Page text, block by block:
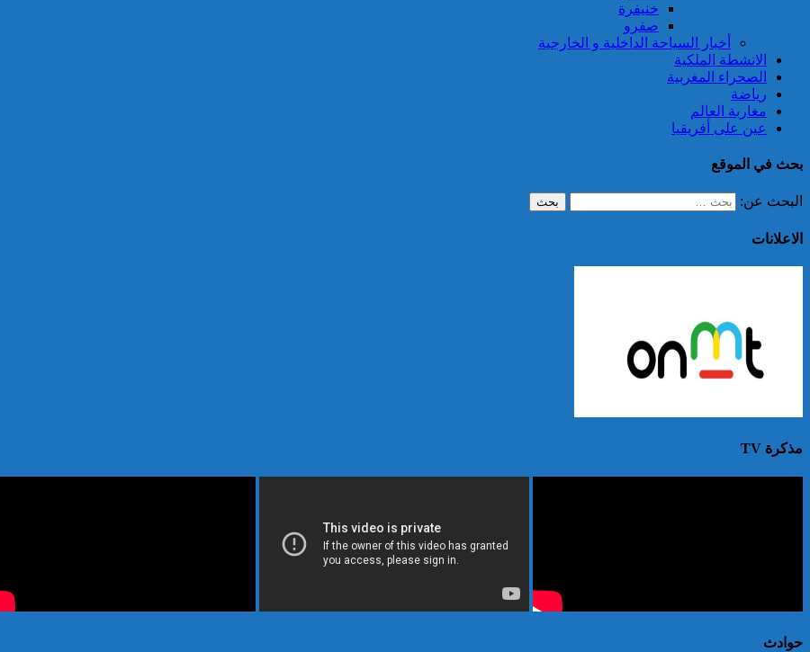
خنيفرة
صفرو
أخبار السياحة الداخلية و الخارجية
الانشطة الملكية
الصحراء المغربية
رياضة
مغاربة العالم
عين على أفريقيا
بحث في الموقع
البحث عن:
الاعلانات
مذكرة TV
حوادث